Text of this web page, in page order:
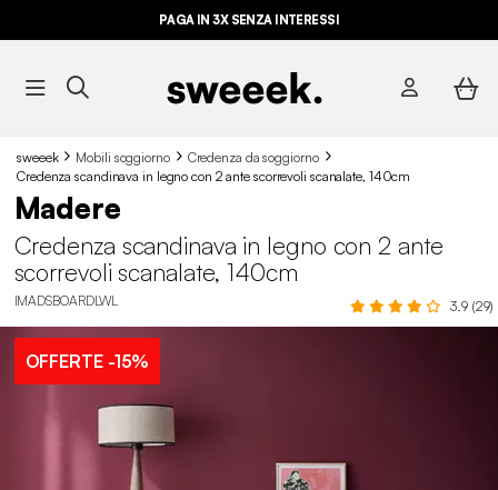
PAGA IN 3X SENZA INTERESSI
sweeek Mobili soggiorno
Credenza da soggiorno
Credenza scandinava in legno con 2 ante scorrevoli scanalate, 140cm
Madere
Credenza scandinava in legno con 2 ante
scorrevoli scanalate, 140cm
IMADSBOARDLWL 3.9 (29)
OFFERTE-15%